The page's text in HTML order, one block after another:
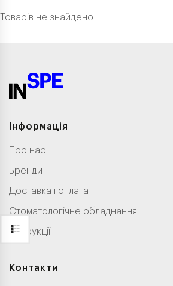
Товарів не знайдено
Інформація
Про нас
Бренди
Доставка і оплата
Стоматологічне обладнання
Інструкції
Контакти